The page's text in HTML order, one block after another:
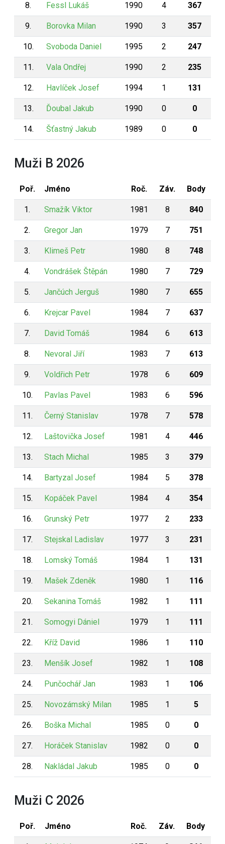
8. Fessl Lukáš 1990 4 367
9. Borovka Milan 1990 3 357
10. Svoboda Daniel 1995 2 247
11. Vala Ondřej 1990 2 235
12. Havlíček Josef 1994 1 131
13. Ďoubal Jakub 1990 0 0
14. Šťastný Jakub 1989 0 0
Muži B 2026
Poř. Jméno Roč. Záv. Body
1. Smažík Viktor 1981 8 840
2. Gregor Jan 1979 7 751
3. Klimeš Petr 1980 8 748
4. Vondrášek Štěpán 1980 7 729
5. Jančúch Jerguš 1980 7 655
6. Krejcar Pavel 1984 7 637
7. David Tomáš 1984 6 613
8. Nevoral Jiří 1983 7 613
9. Voldřich Petr 1978 6 609
10. Pavlas Pavel 1983 6 596
11. Černý Stanislav 1978 7 578
12. Laštovička Josef 1981 4 446
13. Stach Michal 1985 3 379
14. Bartyzal Josef 1984 5 378
15. Kopáček Pavel 1984 4 354
16. Grunský Petr 1977 2 233
17. Stejskal Ladislav 1977 3 231
18. Lomský Tomáš 1984 1 131
19. Mašek Zdeněk 1980 1 116
20. Sekanina Tomáš 1982 1 111
21. Somogyi Dániel 1979 1 111
22. Kříž David 1986 1 110
23. Menšík Josef 1982 1 108
24. Punčochář Jan 1983 1 106
25. Novozámský Milan 1985 1 5
26. Boška Michal 1985 0 0
27. Horáček Stanislav 1982 0 0
28. Nakládal Jakub 1985 0 0
Muži C 2026
Poř. Jméno Roč. Záv. Body